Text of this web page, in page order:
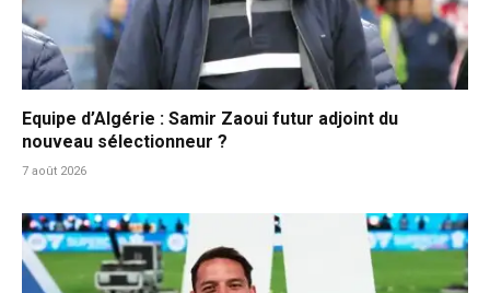
Equipe d’Algérie : Samir Zaoui futur adjoint du
nouveau sélectionneur ?
7 août 2026